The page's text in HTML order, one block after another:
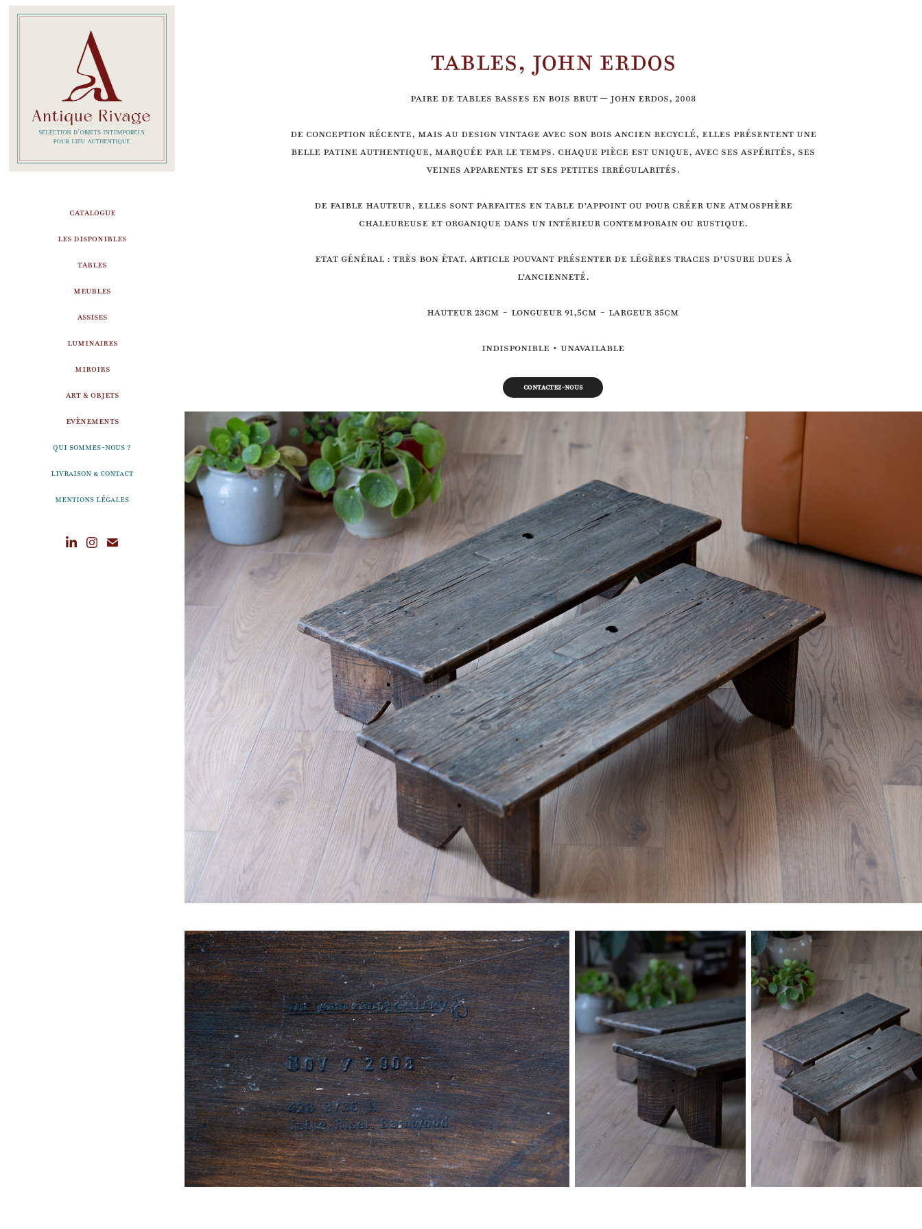
CATALOGUE
LES DISPONIBLES
TABLES
MEUBLES
ASSISES
LUMINAIRES
MIROIRS
ART & OBJETS
EVÈNEMENTS
Qui sommes-nous ?
Livraison & Contact
Mentions légales
TABLES, JOHN ERDOS
Paire de tables basses en bois brut – John Erdos, 2008
De conception récente, mais au design vintage avec son bois ancien recyclé, elles présentent une
belle patine authentique, marquée par le temps. Chaque pièce est unique, avec ses aspérités, ses
veines apparentes et ses petites irrégularités.
De faible hauteur, elles sont parfaites en table d’appoint ou pour créer une atmosphère
chaleureuse et organique dans un intérieur contemporain ou rustique.
Etat général : très bon état. Article pouvant présenter de légères traces d'usure dues à
l'ancienneté.
Hauteur 23cm - Longueur 91,5cm - Largeur 35cm
Indisponible • Unavailable
Contactez-nous